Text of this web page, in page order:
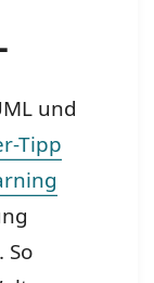
und
Tipp
So